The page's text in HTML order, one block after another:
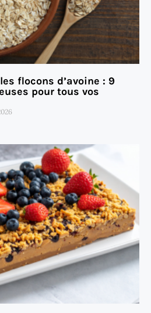
flocons d’avoine : 9
pour tous vos